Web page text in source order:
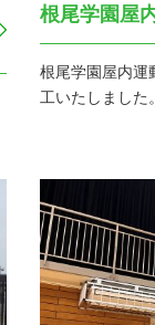
根尾学園屋
根尾学園屋内運
工いたしまし